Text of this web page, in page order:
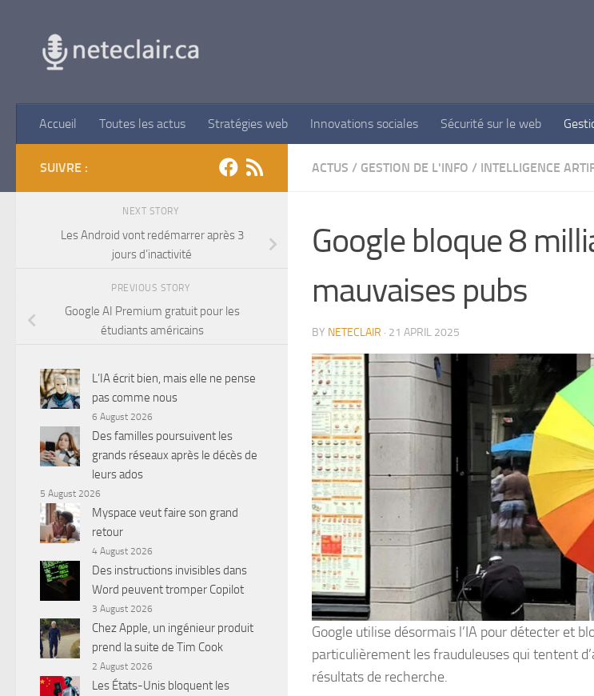
Accueil Toutes les actus Stratégies web Innovations sociales Sécurité sur le web
ACTUS / GESTION DE L'INFO / INTELLIGENCE
Google bloque 8
mauvaises pubs
BY NETECLAIR · 21 APRIL 2025
Google utilise désormais l’IA pour détecter et
particulièrement les frauduleuses qui tentent
résultats de recherche.
SUIVRE :
NEXT STORY
Les Android vont redémarrer après 3
jours d’inactivité
PREVIOUS STORY
Google AI Premium gratuit pour les
étudiants américains
L’IA écrit bien, mais elle ne pense
pas comme nous
6 August 2026
Des familles poursuivent les
grands réseaux après le décès de
leurs ados
5 August 2026
Myspace veut faire son grand
retour
4 August 2026
Des instructions invisibles dans
Word peuvent tromper Copilot
3 August 2026
Chez Apple, un ingénieur produit
prend la suite de Tim Cook
2 August 2026
Les États-Unis bloquent les